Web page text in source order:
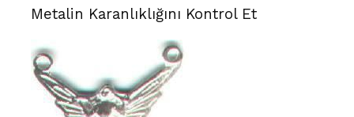
Metalin Karanlıklığını Kontrol Et